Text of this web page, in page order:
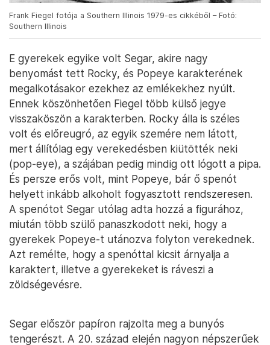
Frank Fiegel fotója a Southern Illinois 1979-es cikkéből – Fotó:
Southern Illinois
E gyerekek egyike volt Segar, akire nagy
benyomást tett Rocky, és Popeye karakterének
megalkotásakor ezekhez az emlékekhez nyúlt.
Ennek köszönhetően Fiegel több külső jegye
visszaköszön a karakterben. Rocky álla is széles
volt és előreugró, az egyik szemére nem látott,
mert állítólag egy verekedésben kiütötték neki
(pop-eye), a szájában pedig mindig ott lógott a pipa.
És persze erős volt, mint Popeye, bár ő spenót
helyett inkább alkoholt fogyasztott rendszeresen.
A spenótot Segar utólag adta hozzá a figurához,
miután több szülő panaszkodott neki, hogy a
gyerekek Popeye-t utánozva folyton verekednek.
Azt remélte, hogy a spenóttal kicsit árnyalja a
karaktert, illetve a gyerekeket is ráveszi a
zöldségevésre.
Segar először papíron rajzolta meg a bunyós
tengerészt. A 20. század elején nagyon népszerűek